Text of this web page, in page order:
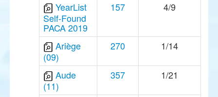
YearList
Self-Found
PACA 2019
157 4/9
Ariège
(09)
270 1/14
Aude
(11)
357 1/21